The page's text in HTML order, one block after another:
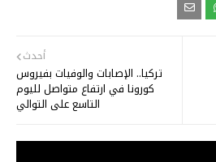
أحدث
تركيا.. الإصابات والوفيات بفيروس
كورونا في ارتفاع متواصل لليوم
التاسع على التوالي